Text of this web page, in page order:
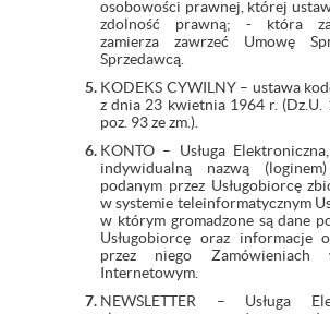
osobowości prawnej, której
zdolność prawną; - która
zamierza zawrzeć Umowę
Sprzedawcą.
KODEKS CYWILNY – ustawa
z dnia 23 kwietnia 1964 r. (Dz.U.
poz. 93 ze zm.).
KONTO – Usługa
indywidualną nazwą
podanym przez Usługobiorcę
w systemie teleinformatycznym
w którym gromadzone są dane
Usługobiorcę oraz informacje
przez niego Zamówieniach
Internetowym.
NEWSLETTER – Usługa